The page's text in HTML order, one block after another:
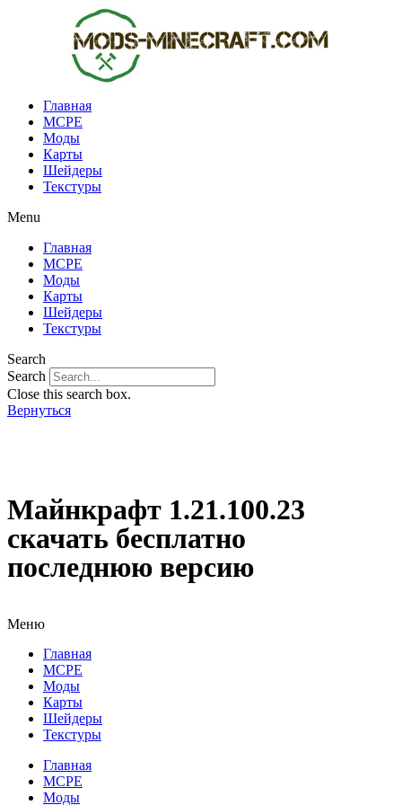
содержимому
Главная
MCPE
Моды
Карты
Шейдеры
Текстуры
Menu
Главная
MCPE
Моды
Карты
Шейдеры
Текстуры
Search
Search
Close this search box.
Вернуться
Майнкрафт 1.21.100.23
скачать бесплатно
последнюю версию
Меню
Главная
MCPE
Моды
Карты
Шейдеры
Текстуры
Главная
MCPE
Моды